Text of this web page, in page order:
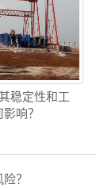
稳定性和工
响？
？